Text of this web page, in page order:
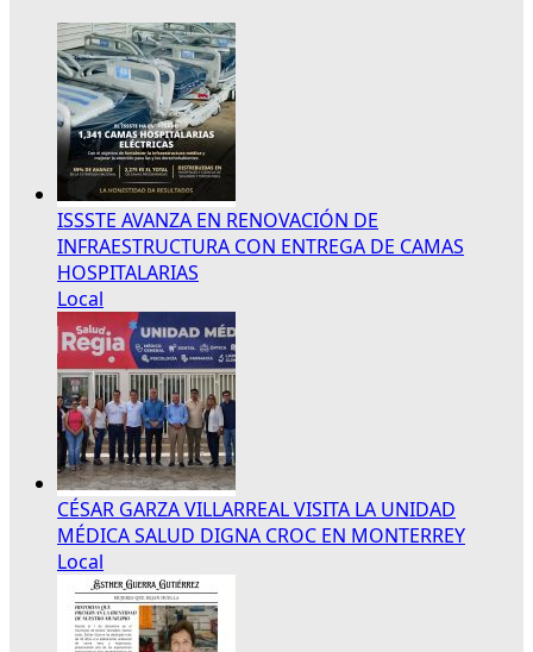
ISSSTE AVANZA EN RENOVACIÓN DE
INFRAESTRUCTURA CON ENTREGA DE CAMAS
HOSPITALARIAS
Local
CÉSAR GARZA VILLARREAL VISITA LA UNIDAD
MÉDICA SALUD DIGNA CROC EN MONTERREY
Local